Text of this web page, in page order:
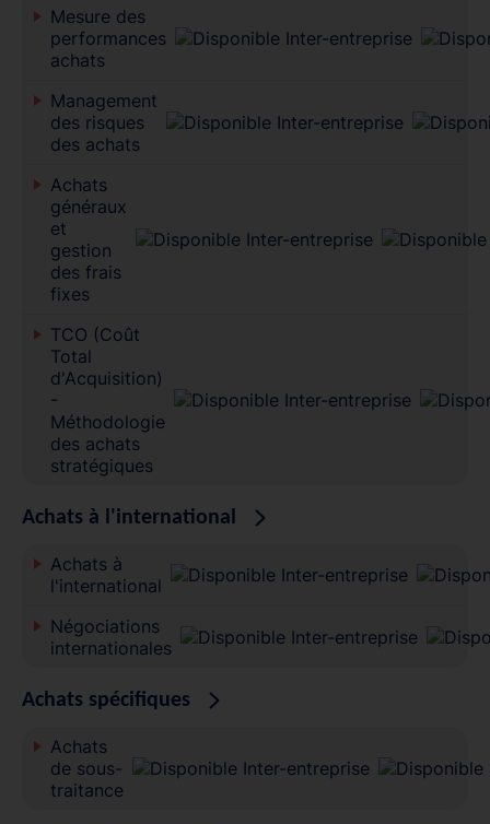
Mesure des
performances
achats
Management
des risques
des achats
Achats
généraux
et
gestion
des frais
fixes
TCO (Coût
Total
d'Acquisition)
-
Méthodologie
des achats
stratégiques
Achats à l'international
Achats à
l'international
Négociations
internationales
Achats spécifiques
Achats
de sous-
traitance